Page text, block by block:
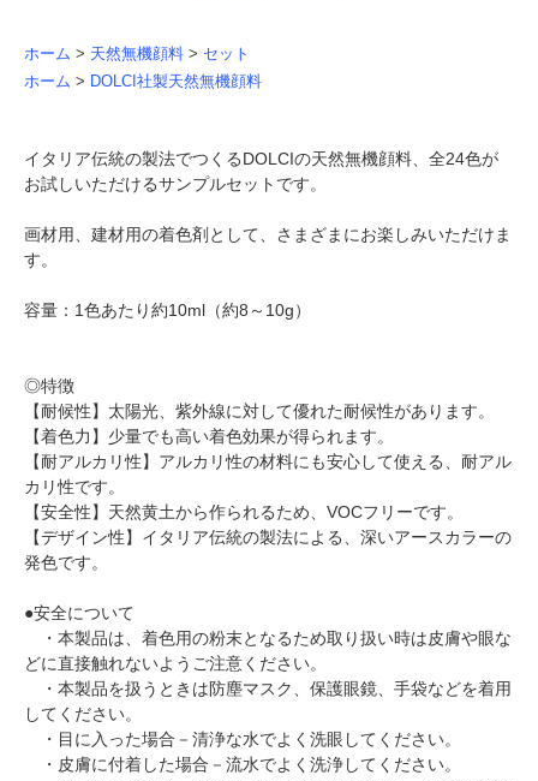
ホーム > 天然無機顔料 > セット
ホーム > DOLCI社製天然無機顔料
イタリア伝統の製法でつくるDOLCIの天然無機顔料、全24色が
お試しいただけるサンプルセットです。
画材用、建材用の着色剤として、さまざまにお楽しみいただけま
す。
容量：1色あたり約10ml（約8～10g）
◎特徴
【耐候性】太陽光、紫外線に対して優れた耐候性があります。
【着色力】少量でも高い着色効果が得られます。
【耐アルカリ性】アルカリ性の材料にも安心して使える、耐アル
カリ性です。
【安全性】天然黄土から作られるため、VOCフリーです。
【デザイン性】イタリア伝統の製法による、深いアースカラーの
発色です。
●安全について
・本製品は、着色用の粉末となるため取り扱い時は皮膚や眼な
どに直接触れないようご注意ください。
・本製品を扱うときは防塵マスク、保護眼鏡、手袋などを着用
してください。
・目に入った場合－清浄な水でよく洗眼してください。
・皮膚に付着した場合－流水でよく洗浄してください。